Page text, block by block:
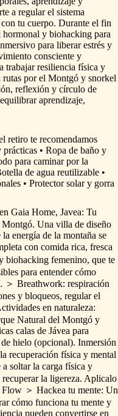
a regular el sistema
con tu cuerpo. Durante el fin
hormonal y biohacking para
para liberar estrés y
consciente y
trabajar resiliencia física y
rutas por el Montgó y snorkel
reflexión y círculo de
equilibrar aprendizaje,
retiro te recomendamos
prácticas • Ropa de baño y
para caminar por la
de agua reutilizable •
• Protector solar y gorra
en Gaia Home, Javea: Tu
Montgó. Una villa de diseño
la energía de la montaña se
con comida rica, fresca
biohacking femenino, que te
para entender cómo
＞ Breathwork: respiración
y bloqueos, regular el
en naturaleza:
Natural del Montgó y
calas de Jávea para
de hielo (opcional). Inmersión
la recuperación física y mental
a soltar la carga física y
recuperar la ligereza. Aplicalo
Flow ＞ Hackea tu mente: Un
cómo funciona tu mente y
pueden convertirse en